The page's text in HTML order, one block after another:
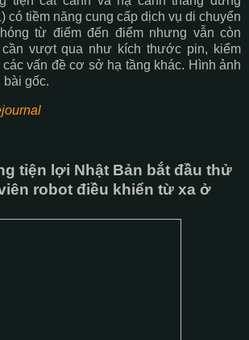
có tiềm năng cung cấp dịch vụ di chuyển
từ điểm đến điểm nhưng vẫn còn
vượt qua như kích thước pin, kiểm
vấn đề cơ sở hạ tầng khác. Hình ảnh
bài gốc.
tiện lợi Nhật Bản bắt đầu thử
robot điều khiển từ xa ở